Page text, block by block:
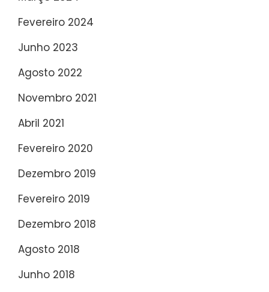
Fevereiro 2024
Junho 2023
Agosto 2022
Novembro 2021
Abril 2021
Fevereiro 2020
Dezembro 2019
Fevereiro 2019
Dezembro 2018
Agosto 2018
Junho 2018